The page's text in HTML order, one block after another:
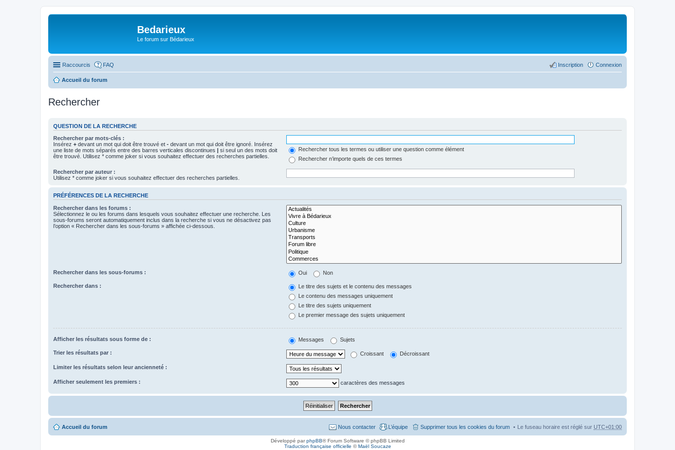
Bedarieux
Le forum sur Bédarieux
Raccourcis FAQ Connexion
Inscription
Accueil du forum
Rechercher
QUESTION DE LA RECHERCHE
Rechercher par mots-clés :
Insérez + devant un mot qui doit être trouvé et - devant un mot qui doit être ignoré. Insérez
une liste de mots séparés entre des barres verticales discontinues | si seul un des mots doit
être trouvé. Utilisez * comme joker si vous souhaitez effectuer des recherches partielles.
Rechercher tous les termes ou utiliser une question comme élément
Rechercher n’importe quels de ces termes
Rechercher par auteur :
Utilisez * comme joker si vous souhaitez effectuer des recherches partielles.
PRÉFÉRENCES DE LA RECHERCHE
Rechercher dans les forums :
Sélectionnez le ou les forums dans lesquels vous souhaitez effectuer une recherche. Les
sous-forums seront automatiquement inclus dans la recherche si vous ne désactivez pas
l’option « Rechercher dans les sous-forums » affichée ci-dessous.
Rechercher dans les sous-forums : Oui Non
Rechercher dans :
Le titre des sujets et le contenu des messages
Le contenu des messages uniquement
Le titre des sujets uniquement
Le premier message des sujets uniquement
Afficher les résultats sous forme de : Messages Sujets
Trier les résultats par : Croissant Décroissant
Limiter les résultats selon leur ancienneté :
Afficher seulement les premiers : caractères des messages
Accueil du forum Le fuseau horaire est réglé sur UTC+01:00
Supprimer tous les cookies du forum
L’équipe
Nous contacter
Développé parphpBB® Forum Software © phpBB Limited
Traduction française officielle ©Maël Soucaze